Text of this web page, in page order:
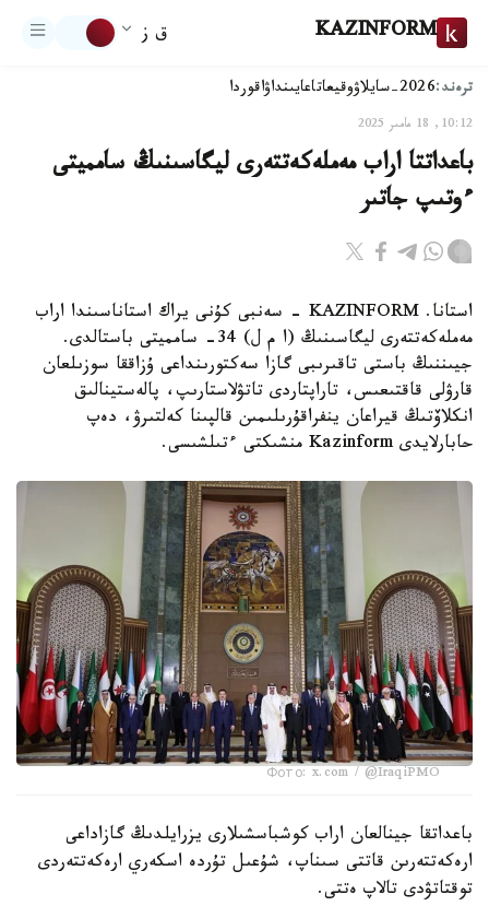
KAZINFORM ق ز
ترەند:2026-سايلاۋ وقيعاتاعايىنداۋاقوردا
10:12, 18 مامىر 2025
باعداتتا اراب مەملەكەتتەرى ليگاسىنىڭ سامميتى
ءوتىپ جاتىر
استانا. KAZINFORM - سەنبى كۇنى يراك استاناسىندا اراب
مەملەكەتتەرى ليگاسىنىڭ (ا م ل) 34- سامميتى باستالدى.
جيىننىڭ باستى تاقىرىبى گازا سەكتورىنداعى ۇزاققا سوزىلعان
قارۋلى قاقتىعىس، تاراپتاردى تاتۋلاستارىپ، پالەستينالىق
انكلاۆتىڭ قيراعان ينفراقۇرىلىمىن قالپىنا كەلتىرۋ، دەپ
حابارلايدى Kazinform منشىكتى ءتىلشىسى.
Фото: x.com / @IraqiPMO
باعداتقا جينالعان اراب كوشباسشىلارى يزرايلدىڭ گازاداعى
ارەكەتتەرىن قاتتى سىناپ، شۇعىل تۇردە اسكەري ارەكەتتەردى
توقتاتۋدى تالاپ ەتتى.